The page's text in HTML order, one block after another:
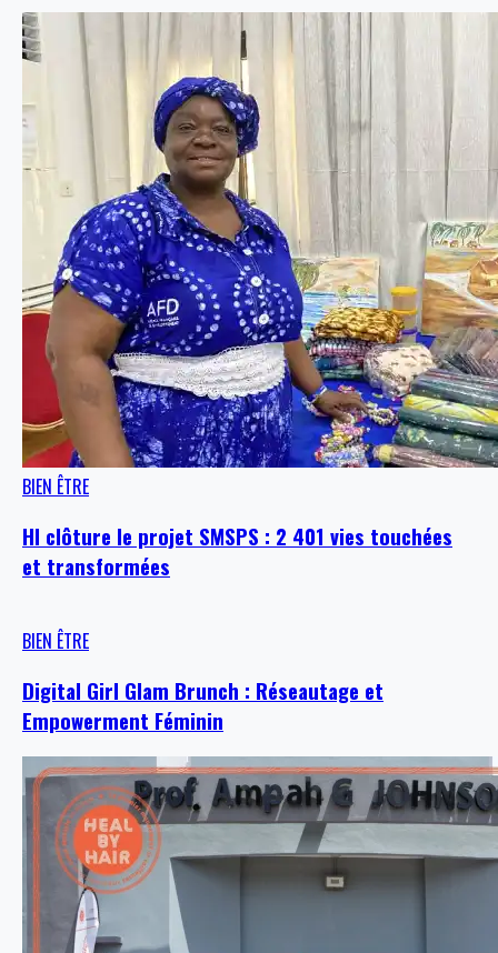
BIEN ÊTRE
HI clôture le projet SMSPS : 2 401 vies touchées
et transformées
BIEN ÊTRE
Digital Girl Glam Brunch : Réseautage et
Empowerment Féminin